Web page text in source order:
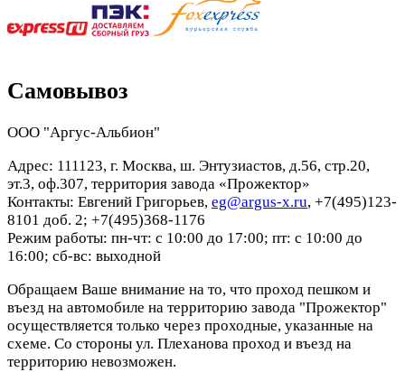
Самовывоз
ООО "Аргус-Альбион"
Адрес: 111123, г. Москва, ш. Энтузиастов, д.56, стр.20,
эт.3, оф.307, территория завода «Прожектор»
Контакты: Евгений Григорьев, eg@argus-x.ru, +7(495)123-
8101 доб. 2; +7(495)368-1176
Режим работы: пн-чт: с 10:00 до 17:00; пт: с 10:00 до
16:00; сб-вс: выходной
Обращаем Ваше внимание на то, что проход пешком и
въезд на автомобиле на территорию завода "Прожектор"
осуществляется только через проходные, указанные на
схеме. Со стороны ул. Плеханова проход и въезд на
территорию невозможен.